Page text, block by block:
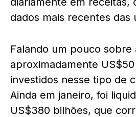
dados mais recentes das
Falando um pouco sobre
aproximadamente
investidos nesse tipo de
Ainda em janeiro, foi
US$380 bilhões, que